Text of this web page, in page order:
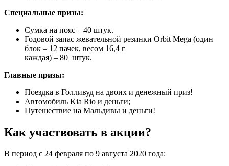
Специальные призы:
Сумка на пояс – 40 штук.
Годовой запас жевательной резинки Orbit Mega (один
блок – 12 пачек, весом 16,4 г
каждая) – 80 штук.
Главные призы:
Поездка в Голливуд на двоих и денежный приз!
Автомобиль Kia Rio и деньги;
Путешествие на Мальдивы и деньги!
Как участвовать в акции?
В период с 24 февраля по 9 августа 2020 года: